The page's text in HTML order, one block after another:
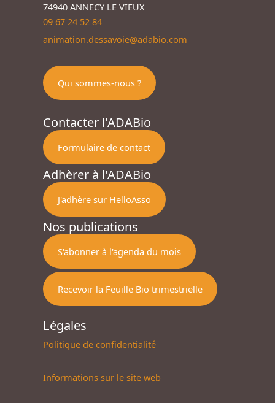
74940 ANNECY LE VIEUX
09 67 24 52 84
animation.dessavoie@adabio.com
Qui sommes-nous ?
Contacter l'ADABio
Formulaire de contact
Adhèrer à l'ADABio
J'adhère sur HelloAsso
Nos publications
S'abonner à l'agenda du mois
Recevoir la Feuille Bio trimestrielle
Légales
Politique de confidentialité
Informations sur le site web